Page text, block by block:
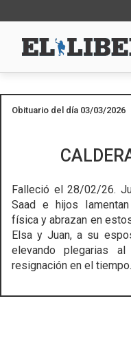
Obituario del día 03/03/2026
Falleció el 28/02/26.
Saad e hijos
física y abrazan en
Elsa y Juan, a su
elevando plegarias
resignación en el tiempo.